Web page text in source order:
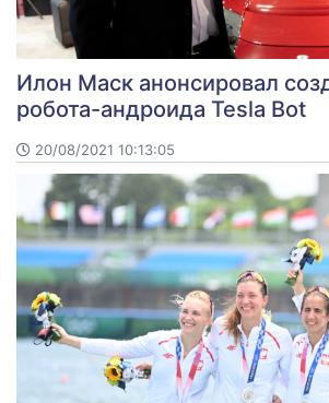
Илон Маск анонсировал
робота-андроида Tesla Bot
20/08/2021 10:13:05